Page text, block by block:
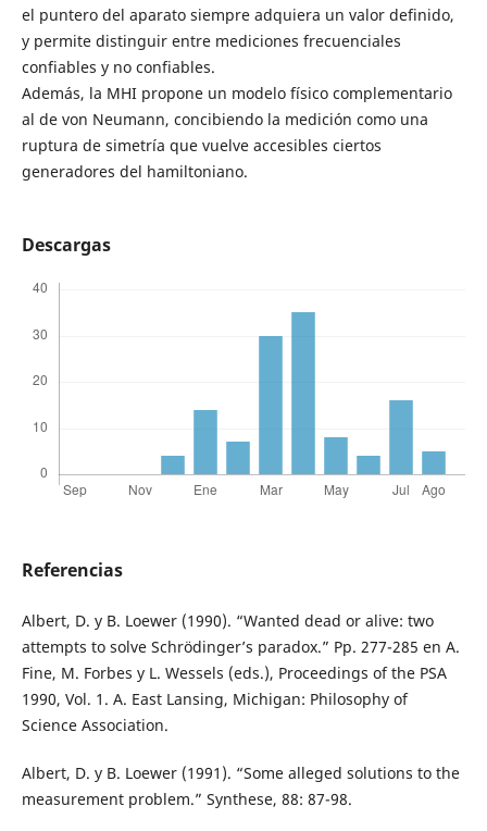
el puntero del aparato siempre adquiera un valor definido,
y permite distinguir entre mediciones frecuenciales
confiables y no confiables.
Además, la MHI propone un modelo físico complementario
al de von Neumann, concibiendo la medición como una
ruptura de simetría que vuelve accesibles ciertos
generadores del hamiltoniano.
Descargas
Referencias
Albert, D. y B. Loewer (1990). “Wanted dead or alive: two
attempts to solve Schrödinger’s paradox.” Pp. 277-285 en A.
Fine, M. Forbes y L. Wessels (eds.), Proceedings of the PSA
1990, Vol. 1. A. East Lansing, Michigan: Philosophy of
Science Association.
Albert, D. y B. Loewer (1991). “Some alleged solutions to the
measurement problem.” Synthese, 88: 87-98.